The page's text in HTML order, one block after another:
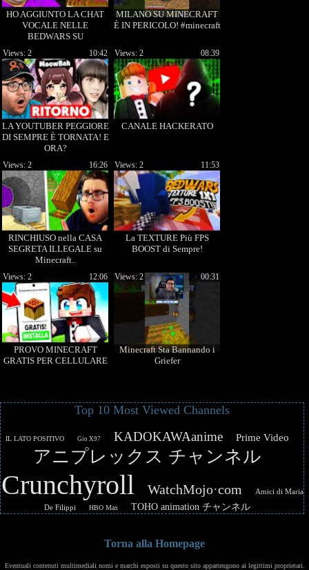
HO AGGIUNTO LA CHAT
VOCALE NELLE
BEDWARS SU
MINECRAFT!
MILANO SU MINECRAFT
È IN PERICOLO! #minecraft
LA YOUTUBER PEGGIORE
DI SEMPRE È TORNATA! E
ORA?
10:42
Views: 2
CANALE HACKERATO
08:39
Views: 2
RINCHIUSO nella CASA
SEGRETA ILLEGALE su
Minecraft..
16:26
Views: 2
La TEXTURE Più FPS
BOOST di Sempre!
11:53
Views: 2
PROVO MINECRAFT
GRATIS PER CELLULARE
12:06
Views: 2
Minecraft Sta Bannando i
Griefer
00:31
Views: 2
Top 10 Most Viewed Channels
IL LATO POSITIVO Gio X97 KADOKAWAanime Prime Video
アニプレックス チャンネル
Crunchyroll WatchMojo·com
Amici di Maria
De Filippi
HBO Max TOHO animation チャンネル
Torna alla Homepage
Eventuali contenuti multimediali nomi e marchi esposti su questo sito appartengono ai legittimi proprietari.